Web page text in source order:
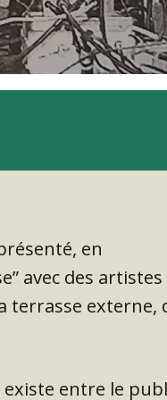
en
avec des artistes
terrasse externe,
existe entre le